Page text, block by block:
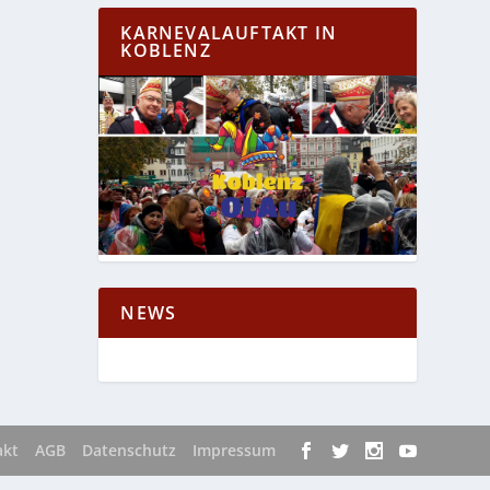
KARNEVALAUFTAKT IN
KOBLENZ
NEWS
AGB Datenschutz
Impressum